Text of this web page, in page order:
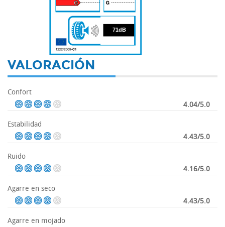
71
71dB
VALORACIÓN
Confort
4.04/5.0
Estabilidad
4.43/5.0
Ruido
4.16/5.0
Agarre en seco
4.43/5.0
Agarre en mojado